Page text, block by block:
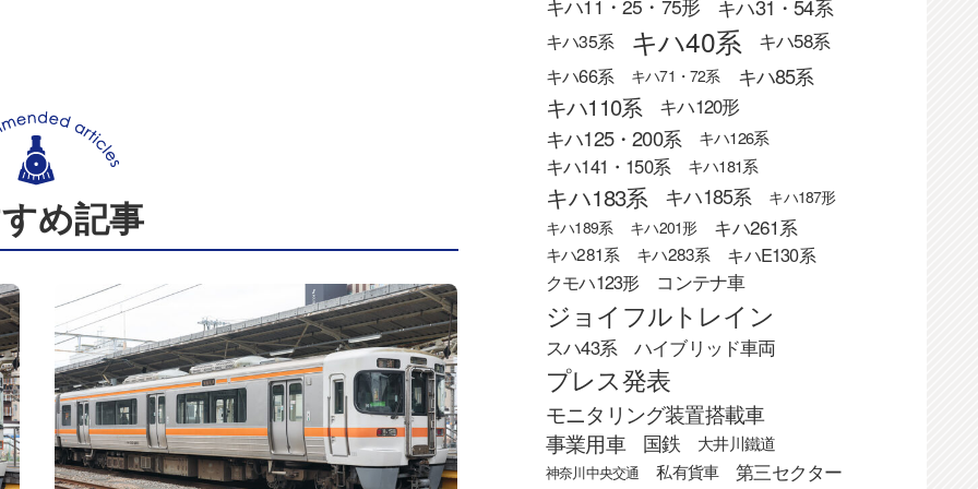
め記事
キハ11・25・75形 キハ31・54系
キハ35系 キハ40系
キハ58系
キハ66系
キハ71・72系 キハ85系
キハ110系 キハ120形
キハ125・200系 キハ126系
キハ141・150系 キハ181系
キハ183系 キハ185系
キハ187形
キハ189系
キハ201形 キハ261系
キハ281系 キハ283系
キハE130系
クモハ123形
コンテナ車
ジョイフルトレイン
スハ43系 ハイブリッド車両
プレス発表
モニタリング装置搭載車
事業用車 国鉄 大井川鐵道
神奈川中央交通 私有貨車
第三セクター